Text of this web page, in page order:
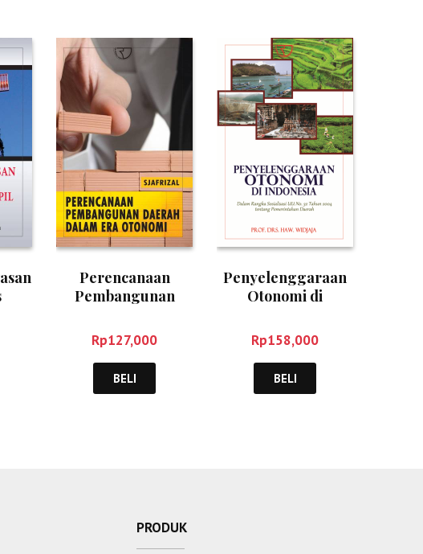
Perencanaan
Pembangunan
Otonomi – Syafrizal
Rp127,000
BELI
Penyelenggaraan
Otonomi di
Widjaya
Rp158,000
BELI
PRODUK